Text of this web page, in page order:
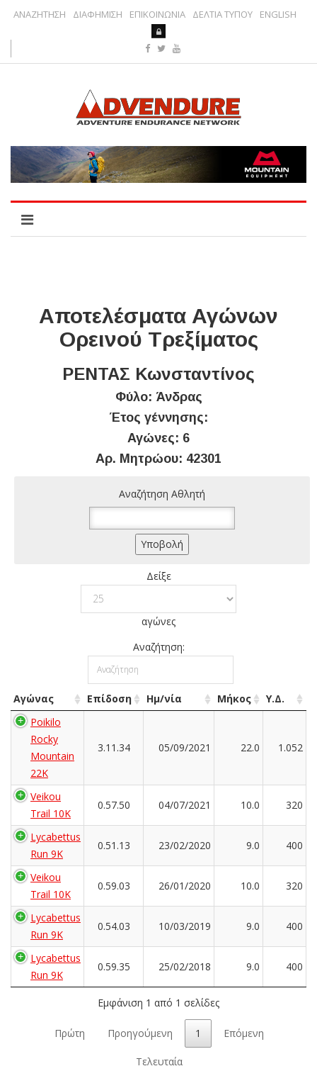
ΑΝΑΖΗΤΗΣΗ ΔΙΑΦΗΜΙΣΗ ΕΠΙΚΟΙΝΩΝΙΑ ΔΕΛΤΙΑ ΤΥΠΟΥ ENGLISH
Αποτελέσματα Αγώνων
Ορεινού Τρεξίματος
ΡΕΝΤΑΣ Κωνσταντίνος
Φύλο: Άνδρας
Έτος γέννησης:
Αγώνες: 6
Αρ. Μητρώου: 42301
Αναζήτηση Αθλητή
Δείξε
αγώνες
Αναζήτηση:
Αγώνας Επίδοση Ημ/νία Μήκος
Υ.Δ.
Poikilo
Rocky
Mountain
22K
3.11.34 05/09/2021 22.0 1.052
Veikou
Trail 10K
0.57.50 04/07/2021 10.0 320
Lycabettus
Run 9K
0.51.13 23/02/2020 9.0 400
Veikou
Trail 10K
0.59.03 26/01/2020 10.0 320
Lycabettus
Run 9K
0.54.03 10/03/2019 9.0 400
Lycabettus
Run 9K
0.59.35 25/02/2018 9.0 400
Εμφάνιση 1 από 1 σελίδες
Πρώτη Προηγούμενη 1 Επόμενη
Τελευταία